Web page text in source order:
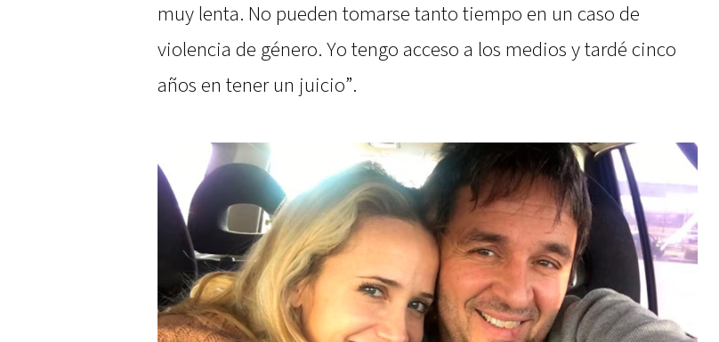
muy lenta. No pueden tomarse tanto tiempo en un caso de
violencia de género. Yo tengo acceso a los medios y tardé cinco
años en tener un juicio”.